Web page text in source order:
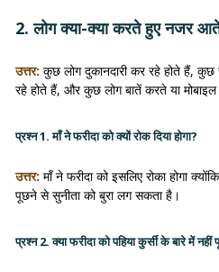
2. लोग क्या-क्या करते हुए नजर
उत्तर: कुछ लोग दुकानदारी कर रहे होते हैं,
रहे होते हैं, और कुछ लोग बातें करते या
प्रश्न 1. माँ ने फरीदा को क्यों रोक दिया होगा?
उत्तर: माँ ने फरीदा को इसलिए रोका होगा
पूछने से सुनीता को बुरा लग सकता है।
प्रश्न 2. क्या फरीदा को पहिया कुर्सी के बारे में नहीं